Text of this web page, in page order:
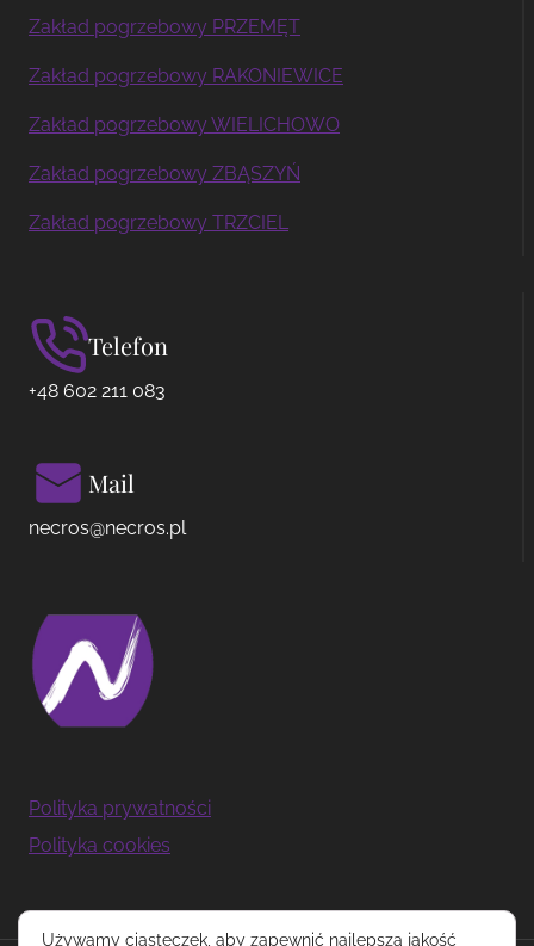
Zakład pogrzebowy PRZEMĘT
Zakład pogrzebowy RAKONIEWICE
Zakład pogrzebowy WIELICHOWO
Zakład pogrzebowy ZBĄSZYŃ
Zakład pogrzebowy TRZCIEL
Telefon
+48 602 211 083
Mail
necros@necros.pl
Polityka prywatności
Polityka cookies
Używamy ciasteczek, aby zapewnić najlepszą jakość